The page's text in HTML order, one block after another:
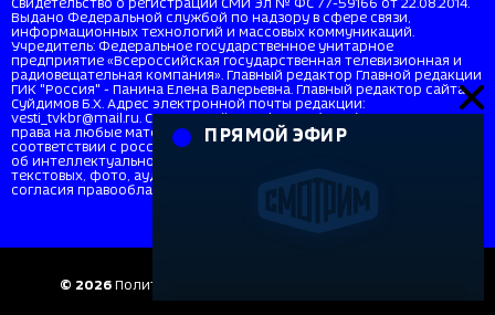
Свидетельство о регистрации СМИ Эл № ФС 77-59166 от 22.08.2014.
Выдано Федеральной службой по надзору в сфере связи,
информационных технологий и массовых коммуникаций.
Учредитель: Федеральное государственное унитарное
предприятие «Всероссийская государственная телевизионная и
радиовещательная компания». Главный редактор Главной редакции
ГИК "Россия" - Панина Елена Валерьевна. Главный редактор сайта
Суйдимов Б.Х. Адрес электронной почты редакции:
vesti_tvkbr@mail.ru. Справочный телефон: +7 (8662) 40-36-33. Все
права на любые материалы, опубликованные на сайте, защищены в
соответствии с российским и международным законодательством
об интеллектуальной собственности. Любое использование
текстовых, фото, аудио и видеоматериалов возможно только с
согласия правообладателя (ВГТРК). Для детей старше 16 лет (16+).
© 2026 Политика в отношении персональных данных
ПРЯМОЙ ЭФИР